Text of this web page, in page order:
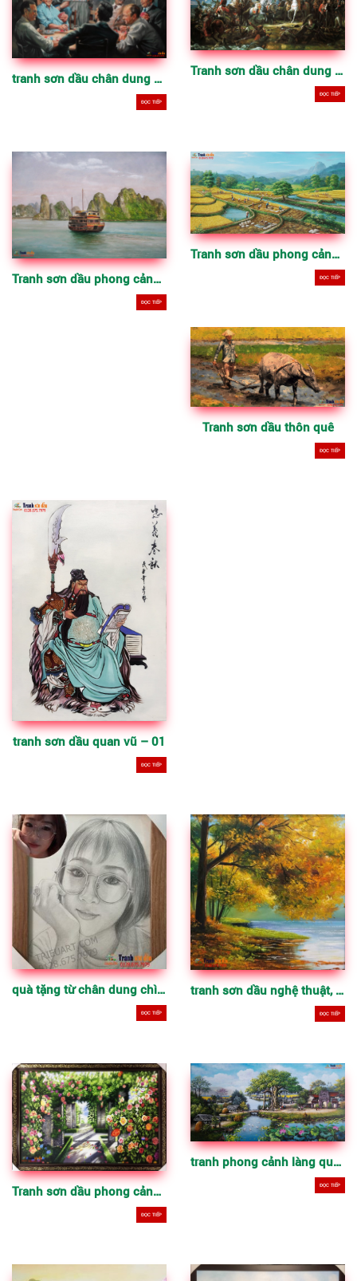
tranh sơn dầu chân dung cổ điển đẹp p2
ĐỌC TIẾP
Tranh sơn dầu chân dung cổ điển đẹp, chất lượng
ĐỌC TIẾP
Tranh sơn dầu phong cảnh quê hương Việt nam QHVN – P2
ĐỌC TIẾP
Tranh sơn dầu phong cảnh quê hương Việt Nam QHVN – P1
ĐỌC TIẾP
Tranh sơn dầu thôn quê
ĐỌC TIẾP
tranh sơn dầu quan vũ – 01
ĐỌC TIẾP
quà tặng từ chân dung chì than theo yêu cầu
ĐỌC TIẾP
tranh sơn dầu nghệ thuật, thẩm mỹ cho không gian đẹp
ĐỌC TIẾP
Tranh sơn dầu phong cảnh vẽ theo yêu cầu, tranh nghệ thuật vẽ trên vải bố
ĐỌC TIẾP
tranh phong cảnh làng quê Việt Nam, quà tặng tù tranh sơn dầu
ĐỌC TIẾP